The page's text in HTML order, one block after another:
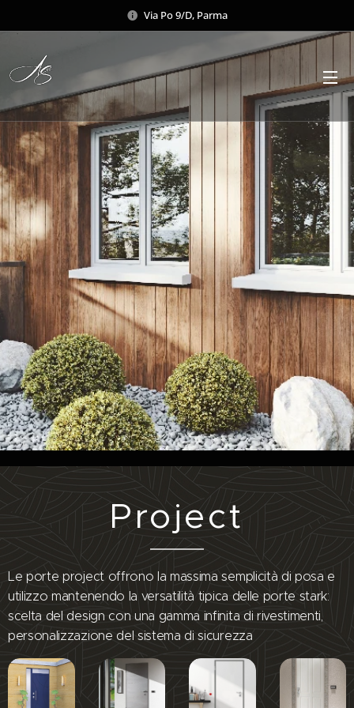
Via Po 9/D, Parma
Project
Le porte project offrono la massima semplicità di posa e
utilizzo mantenendo la versatilità tipica delle porte stark:
scelta del design con una gamma infinita di rivestimenti,
personalizzazione del sistema di sicurezza